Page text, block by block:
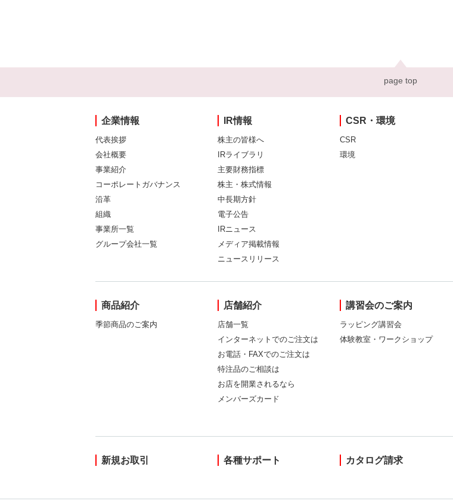
page top
企業情報
代表挨拶
会社概要
事業紹介
コーポレートガバナンス
沿革
組織
事業所一覧
グループ会社一覧
IR情報
株主の皆様へ
IRライブラリ
主要財務指標
株主・株式情報
中長期方針
電子公告
IRニュース
メディア掲載情報
ニュースリリース
CSR・環境
CSR
環境
商品紹介
季節商品のご案内
店舗紹介
店舗一覧
インターネットでのご注文は
お電話・FAXでのご注文は
特注品のご相談は
お店を開業されるなら
メンバーズカード
講習会のご案内
ラッピング講習会
体験教室・ワークショップ
新規お取引 各種サポート カタログ請求